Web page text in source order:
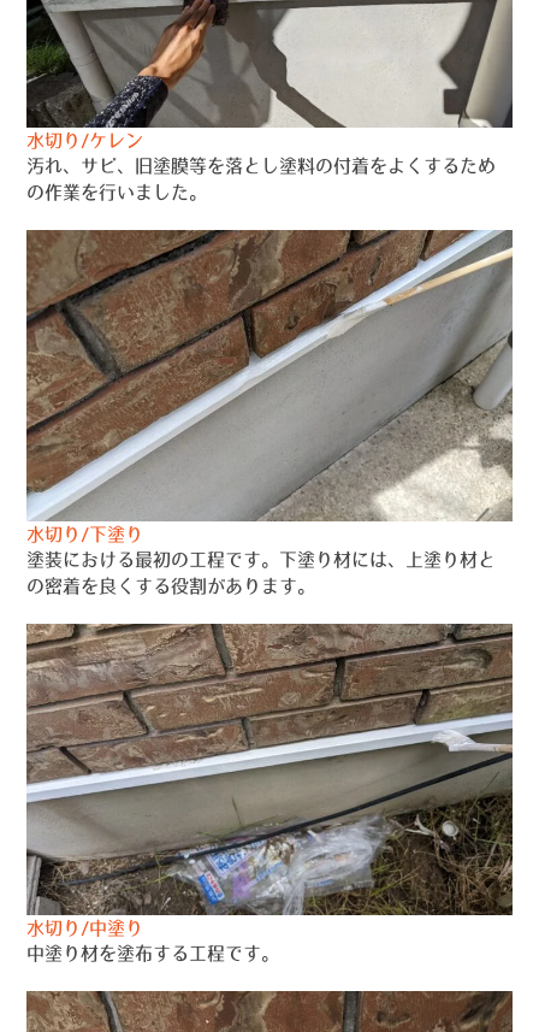
水切り/ケレン
汚れ、サビ、旧塗膜等を落とし塗料の付着をよくするため
の作業を行いました。
水切り/下塗り
塗装における最初の工程です。下塗り材には、上塗り材と
の密着を良くする役割があります。
水切り/中塗り
中塗り材を塗布する工程です。